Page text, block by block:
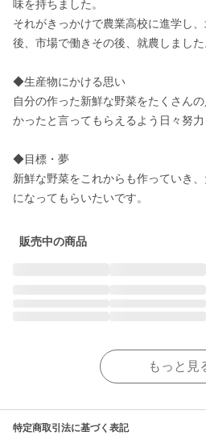
味を持ちました。
それがきっかけで農業高校に進学し
後、市場で働きその後、就農しました
◆生産物にかける思い
自分の作った新鮮な野菜をたくさん
かったと言ってもらえるよう日々努力
◆目標・夢
新鮮な野菜をこれからも作っていき
になってもらいたいです。
販売中の商品
もっと見
特定商取引法に基づく表記